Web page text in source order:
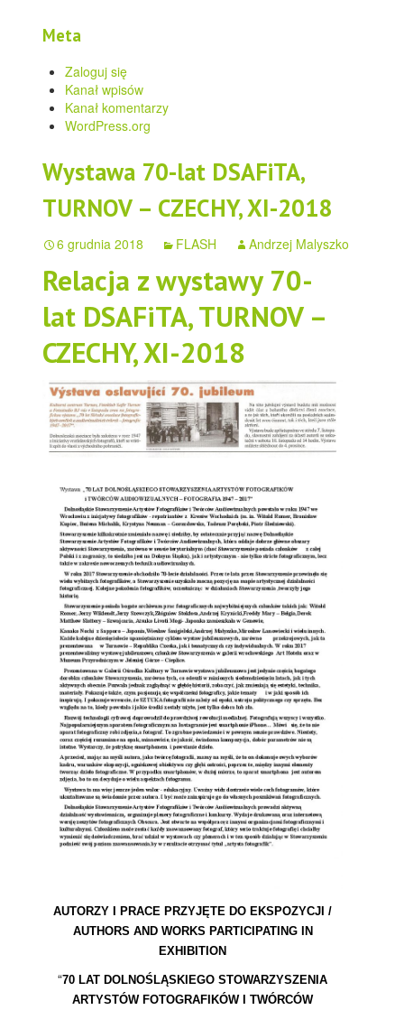
Meta
Zaloguj się
Kanał wpisów
Kanał komentarzy
WordPress.org
Wystawa 70-lat DSAFiTA,
TURNOV – CZECHY, XI-2018
6 grudnia 2018 FLASH Andrzej Malyszko
Relacja z wystawy 70-
lat DSAFiTA, TURNOV –
CZECHY, XI-2018
AUTORZY I PRACE PRZYJĘTE DO EKSPOZYCJI /
AUTHORS AND WORKS PARTICIPATING IN
EXHIBITION
“70 LAT DOLNOŚLĄSKIEGO STOWARZYSZENIA
ARTYSTÓW FOTOGRAFIKÓW I TWÓRCÓW